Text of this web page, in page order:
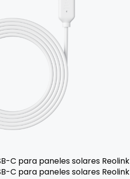
C para paneles solares Reolink
C para paneles solares Reolink